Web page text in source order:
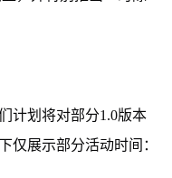
计划将对部分1.0版本
仅展示部分活动时间：